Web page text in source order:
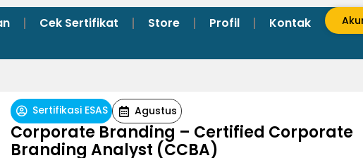
Cek Sertifikat Store Profil Kontak
Sertifikasi ESAS Agustus
Corporate Branding – Certified Corporate
Branding Analyst (CCBA)